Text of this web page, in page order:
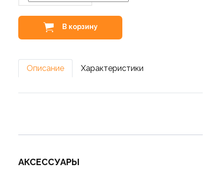
В корзину
Описание Характеристики
АКСЕССУАРЫ